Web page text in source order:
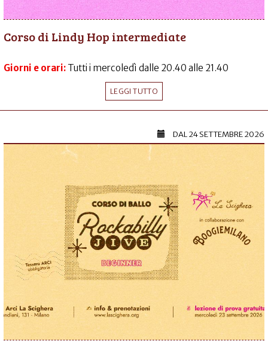
Corso di Lindy Hop intermediate
Giorni e orari: Tutti i mercoledì dalle 20.40 alle 21.40
LEGGI TUTTO
DAL24 SETTEMBRE 2026